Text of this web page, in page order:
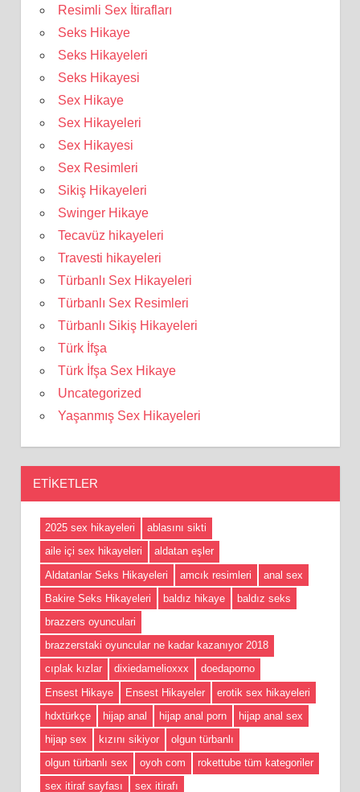
Resimli Sex İtirafları
Seks Hikaye
Seks Hikayeleri
Seks Hikayesi
Sex Hikaye
Sex Hikayeleri
Sex Hikayesi
Sex Resimleri
Sikiş Hikayeleri
Swinger Hikaye
Tecavüz hikayeleri
Travesti hikayeleri
Türbanlı Sex Hikayeleri
Türbanlı Sex Resimleri
Türbanlı Sikiş Hikayeleri
Türk İfşa
Türk İfşa Sex Hikaye
Uncategorized
Yaşanmış Sex Hikayeleri
ETIKETLER
2025 sex hikayeleri
ablasını sikti
aile içi sex hikayeleri
aldatan eşler
Aldatanlar Seks Hikayeleri
amcık resimleri
anal sex
Bakire Seks Hikayeleri
baldız hikaye
baldız seks
brazzers oyunculari
brazzerstaki oyuncular ne kadar kazanıyor 2018
cıplak kızlar
dixiedamelioxxx
doedaporno
Ensest Hikaye
Ensest Hikayeler
erotik sex hikayeleri
hdxtürkçe
hijap anal hijap anal porn
hijap anal sex
hijap sex
kızını sikiyor
olgun türbanlı
olgun türbanlı sex
oyoh com
rokettube tüm kategoriler
sex itiraf sayfası
sex itirafı